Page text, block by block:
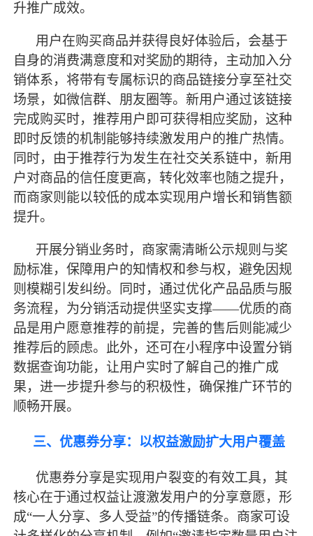
升推广成效。
用户在购买商品并获得良好体验后，会基于
自身的消费满意度和对奖励的期待，主动加入分
销体系，将带有专属标识的商品链接分享至社交
场景，如微信群、朋友圈等。新用户通过该链接
完成购买时，推荐用户即可获得相应奖励，这种
即时反馈的机制能够持续激发用户的推广热情。
同时，由于推荐行为发生在社交关系链中，新用
户对商品的信任度更高，转化效率也随之提升，
而商家则能以较低的成本实现用户增长和销售额
提升。
开展分销业务时，商家需清晰公示规则与奖
励标准，保障用户的知情权和参与权，避免因规
则模糊引发纠纷。同时，通过优化产品品质与服
务流程，为分销活动提供坚实支撑——优质的商
品是用户愿意推荐的前提，完善的售后则能减少
推荐后的顾虑。此外，还可在小程序中设置分销
数据查询功能，让用户实时了解自己的推广成
果，进一步提升参与的积极性，确保推广环节的
顺畅开展。
三、优惠券分享：以权益激励扩大用户覆盖
优惠券分享是实现用户裂变的有效工具，其
核心在于通过权益让渡激发用户的分享意愿，形
成“一人分享、多人受益”的传播链条。商家可设